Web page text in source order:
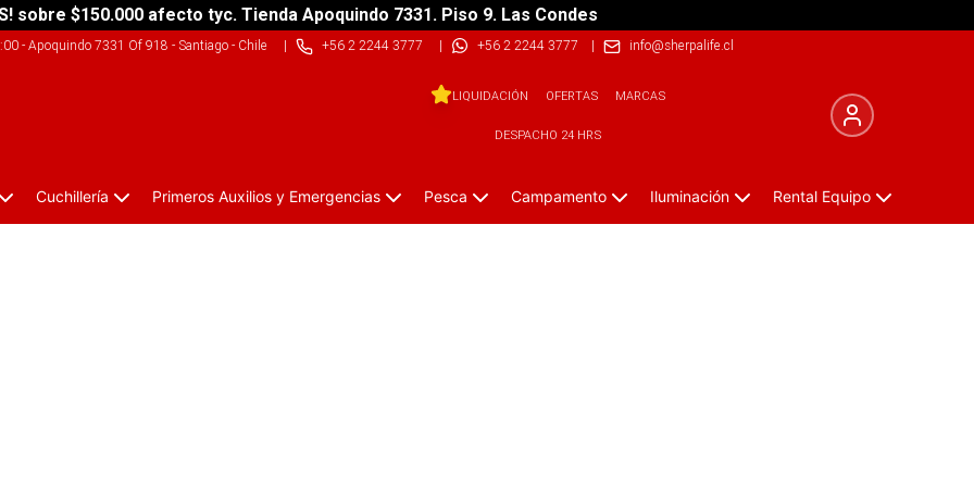
sobre $150.000 afecto tyc. Tienda Apoquindo 7331. Piso 9. Las Condes
- Apoquindo 7331 Of 918 - Santiago - Chile| +56 2 2244 3777 | +56 2 2244 3777 | info@sherpalife.cl
LIQUIDACIÓN OFERTAS MARCAS
DESPACHO 24 HRS
Cuchillería Primeros Auxilios y Emergencias Pesca Campamento Iluminación Rental Equipo